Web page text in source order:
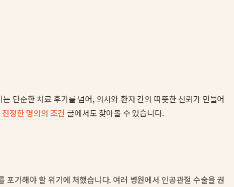
단순한 치료 후기를 넘어, 의사와 환자 간의 따뜻한 신뢰가 만들어
정한 명의의 조건 글에서도 찾아볼 수 있습니다.
기해야 할 위기에 처했습니다. 여러 병원에서 인공관절 수술을 권